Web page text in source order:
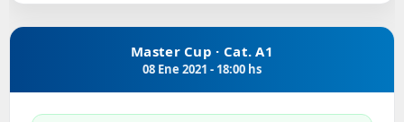
Master Cup · Cat. A1
08 Ene 2021 - 18:00 hs